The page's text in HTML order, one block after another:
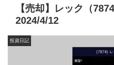
【売却】レック（
2024/4/12
投資日記